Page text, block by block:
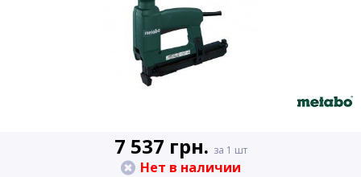
7 537 грн. за 1 шт
Нет в наличии